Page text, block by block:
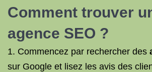
Comment trouver
agence SEO ?
1. Commencez par rechercher des
sur Google et lisez les avis des